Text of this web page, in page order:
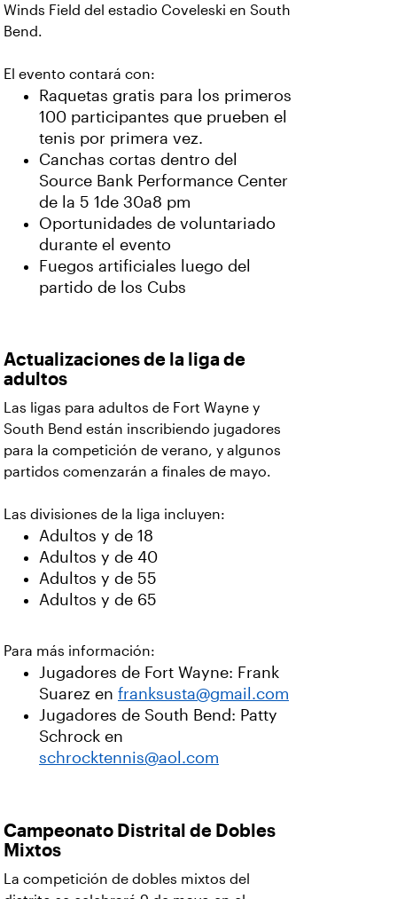
Winds Field del estadio Coveleski en South
Bend.
El evento contará con:
Raquetas gratis para los primeros
100 participantes que prueben el
tenis por primera vez.
Canchas cortas dentro del
Source Bank Performance Center
de la 5 1de 30a8 pm
Oportunidades de voluntariado
durante el evento
Fuegos artificiales luego del
partido de los Cubs
Actualizaciones de la liga de
adultos
Las ligas para adultos de Fort Wayne y
South Bend están inscribiendo jugadores
para la competición de verano, y algunos
partidos comenzarán a finales de mayo.
Las divisiones de la liga incluyen:
Adultos y de 18
Adultos y de 40
Adultos y de 55
Adultos y de 65
Para más información:
Jugadores de Fort Wayne: Frank
Suarez en franksusta@gmail.com
Jugadores de South Bend: Patty
Schrock en
schrocktennis@aol.com
Campeonato Distrital de Dobles
Mixtos
La competición de dobles mixtos del